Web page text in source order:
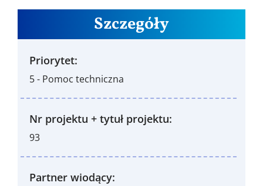
Szczegóły
Priorytet:
5 - Pomoc techniczna
Nr projektu + tytuł projektu:
93
Partner wiodący: